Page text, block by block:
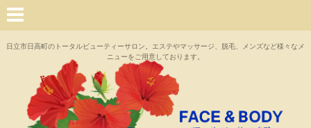
日立市日高町のトータルビューティーサロン。エステやマッサージ、脱毛、メンズなど様々なメ
ニューをご用意しております。